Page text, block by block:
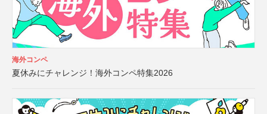
海外コンペ
夏休みにチャレンジ！海外コンペ特集2026